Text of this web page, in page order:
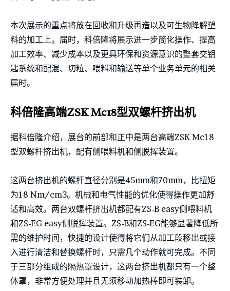
本次展示的重点将放在回收和升级再造以及可生物降解塑
料的加工上。届时，科倍隆将展示进一步简化操作、提高
加工效率、减少成本以及更具环保和资源意识的整套交钥
匙系统和配混、切粒、喂料和输送等单个业务单元的相关
届时。
科倍隆高端ZSK Mc18型双螺杆挤出机
据科倍隆介绍，展台的前部和正中是两台高端ZSK Mc18
型双螺杆挤出机，配有侧喂料机和侧脱挥装置。
这两台挤出机的螺杆直径分别是45mm和70mm，比扭矩
为18 Nm/cm3。机械和电气性能的优化使得操作更加舒
适和高效。两台双螺杆挤出机都配有ZS-B easy侧喂料机
和ZS-EG easy侧脱挥装置。ZS-B和ZS-EG能够显著降低所
需的维护时间，快捷的设计使得将它们从加工段移出或接
入进行清洁和替换螺杆时，只需几个动作就可完成。不同
于三部分组成的隔热罩设计，这两台挤出机都只有一个整
体罩，非常方便处理并且无须移动加热棒即可装卸。